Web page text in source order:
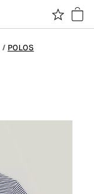
/ POLOS